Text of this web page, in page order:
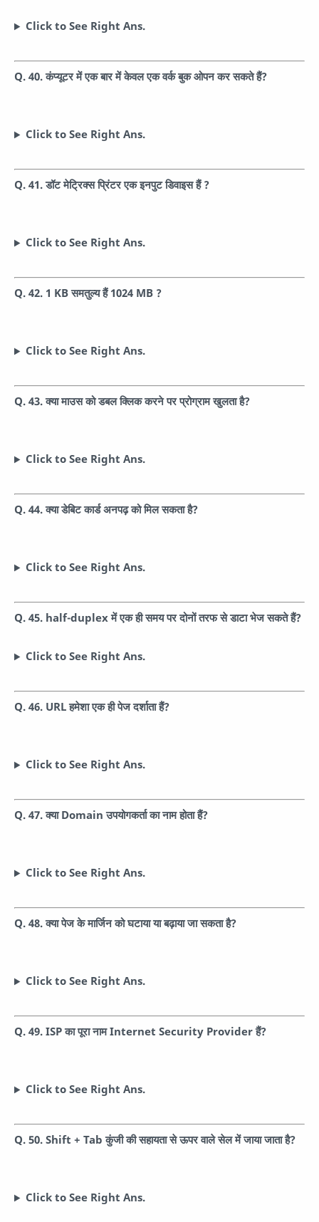
Click to See Right Ans.
Q. 40. कंप्यूटर में एक बार में केवल एक वर्क बुक ओपन कर सकते हैं?
Click to See Right Ans.
Q. 41. डॉट मेट्रिक्स प्रिंटर एक इनपुट डिवाइस हैं ?
Click to See Right Ans.
Q. 42. 1 KB समतुल्य हैं 1024 MB ?
Click to See Right Ans.
Q. 43. क्या माउस को डबल क्लिक करने पर प्रोग्राम खुलता है?
Click to See Right Ans.
Q. 44. क्या डेबिट कार्ड अनपढ़ को मिल सकता है?
Click to See Right Ans.
Q. 45. half-duplex में एक ही समय पर दोनों तरफ से डाटा भेज सकते हैं?
Click to See Right Ans.
Q. 46. URL हमेशा एक ही पेज दर्शाता हैं?
Click to See Right Ans.
Q. 47. क्या Domain उपयोगकर्ता का नाम होता हैं?
Click to See Right Ans.
Q. 48. क्या पेज के मार्जिन को घटाया या बढ़ाया जा सकता है?
Click to See Right Ans.
Q. 49. ISP का पूरा नाम Internet Security Provider हैं?
Click to See Right Ans.
Q. 50. Shift + Tab कुंजी की सहायता से ऊपर वाले सेल में जाया जाता है?
Click to See Right Ans.